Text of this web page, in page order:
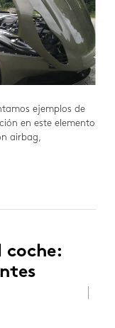
ejemplos de
en este elemento
airbag,
coche: